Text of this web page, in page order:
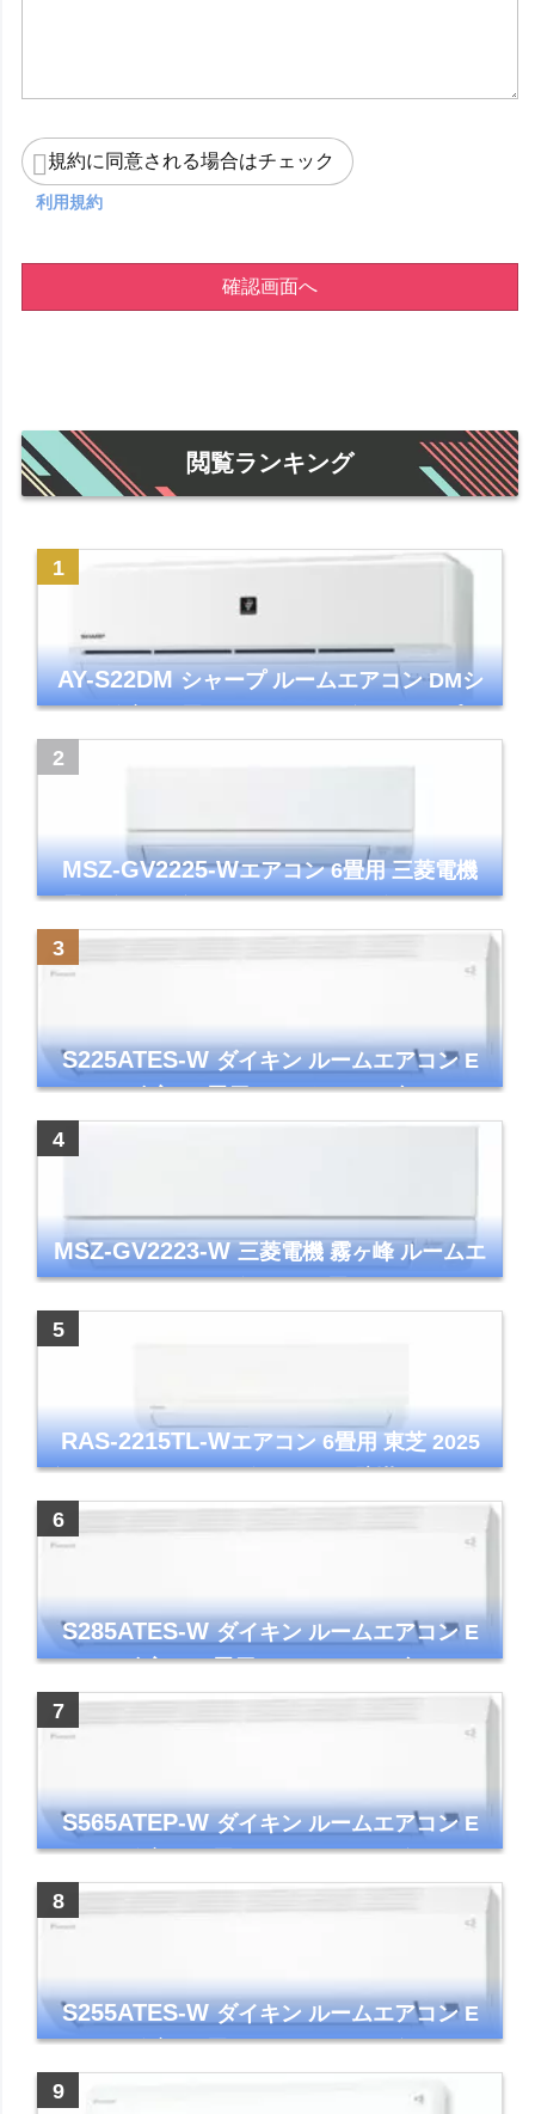
規約に同意される場合はチェック
利用規約
確認画面へ
閲覧ランキング
AY-S22DMシャープ ルームエアコン DMシ
リーズ 主に6畳 ホワイト 2024年モデル プラ
MSZ-GV2225-Wエアコン 6畳用 三菱電機
霧ヶ峰 2025年モデル GVシリーズ ピュアホ
ワイト 清潔 除湿 単相100V
S225ATES-Wダイキン ルームエアコン E
シリーズ 主に6畳用 ホワイト 2025年モデル
MSZ-GV2223-W三菱電機 霧ヶ峰 ルームエ
アコン GVシリーズ おもに6畳用 ピュアホワ
RAS-2215TL-Wエアコン 6畳用 東芝 2025
年モデル TLシリーズ ホワイト 壁掛け クーラ
ー コンパクト 清潔
S285ATES-Wダイキン ルームエアコン E
シリーズ 主に10畳用 ホワイト 2025年モデル
コンパクトモデル ストリーマ
S565ATEP-Wダイキン ルームエアコン E
シリーズ 主に18畳用 ホワイト 2025年モデル
コンパクトモデル ストリーマ
S255ATES-Wダイキン ルームエアコン E
シリーズ 主に8畳用 ホワイト 2025年モデル